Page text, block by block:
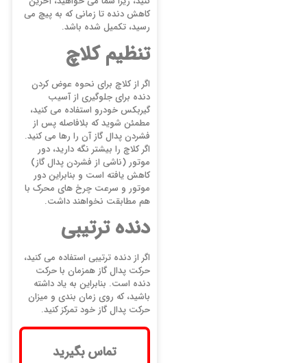
کاهش دنده تا زمانی که به پیچ می
رسید، تکمیل شده باشد.
تنظیم کلاچ
اگر از کلاچ برای نحوه عوض کردن
دنده برای جلوگیری از آسیب
گیربکس خودرو استفاده می کنید،
مطمئن شوید که بلافاصله پس از
فشردن پدال گاز آن را رها می کنید.
اگر کلاچ را بیشتر نگه دارید، دور
موتور (ناشی از فشردن پدال گاز)
کاهش یافته است و بنابراین دور
موتور و سرعت چرخ های محرک با
هم مطابقت نخواهند داشت.
دنده ترتیبی
اگر از دنده ترتیبی استفاده می کنید،
حرکت پدال گاز همزمان با حرکت
دنده است. بنابراین به یاد داشته
باشید، که روی زمان بندی و میزان
حرکت پدال گاز خود تمرکز کنید.
تماس بگیرید